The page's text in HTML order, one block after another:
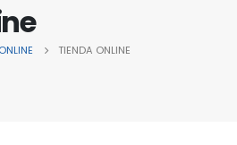
TIENDA ONLINE